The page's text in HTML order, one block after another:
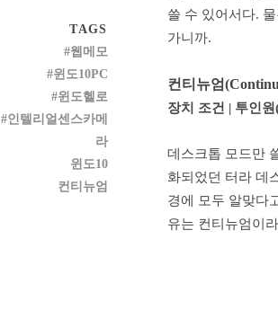
쓸 수 있어서다.
가니까.
컨티뉴엄
장치 조건 | 투인
데스크톱 모드만
화되었던 터라 데
경에 모두 알맞다
유는 컨티뉴엄이
TAGS
#웹메모
#윈도10PC
#윈도헬로
#인텔리얼센스카메
라
윈도10
컨티뉴엄